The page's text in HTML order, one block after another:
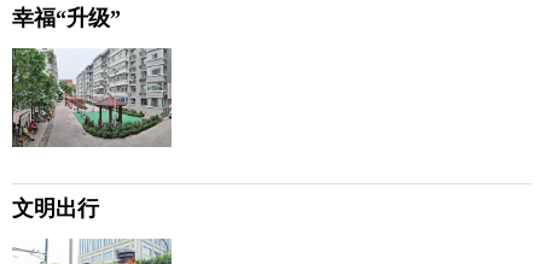
幸福“升级”
文明出行